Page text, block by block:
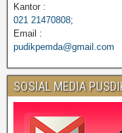
Kantor :
021 21470808;
Email :
pudikpemda@gmail.com
SOSIAL MEDIA